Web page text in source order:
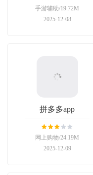
手游辅助/19.72M
2025-12-08
拼多多app
网上购物/24.19M
2025-12-09